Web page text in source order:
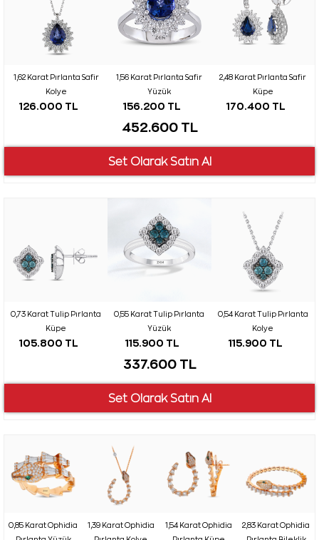
1,62 Karat Pırlanta Safir
Kolye
126.000 TL
1,56 Karat Pırlanta Safir
Yüzük
156.200 TL
2,48 Karat Pırlanta Safir
Küpe
170.400 TL
452.600 TL
0,73 Karat Tulip Pırlanta
Küpe
105.800 TL
0,55 Karat Tulip Pırlanta
Yüzük
115.900 TL
0,54 Karat Tulip Pırlanta
Kolye
115.900 TL
337.600 TL
0,85 Karat Ophidia
1,39 Karat Ophidia
1,54 Karat Ophidia
2,83 Karat Ophidia